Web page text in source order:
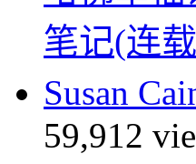
笔记(连
Susan
59,912